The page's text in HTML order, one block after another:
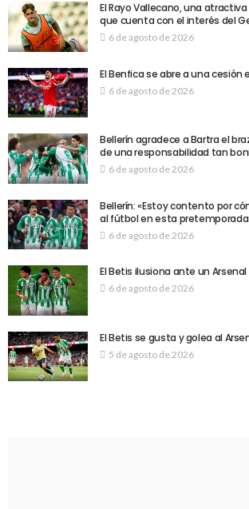
El Rayo Vallecano, una
que cuenta con el interés del
6 de agosto de 2026
El Benfica se abre a una cesión
6 de agosto de 2026
Bellerín agradece a Bartra el
de una responsabilidad tan
6 de agosto de 2026
Bellerín: «Estoy contento por
al fútbol en esta
6 de agosto de 2026
El Betis ilusiona ante un
6 de agosto de 2026
El Betis se gusta y golea al
5 de agosto de 2026